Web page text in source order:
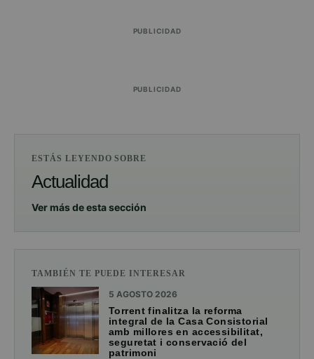
PUBLICIDAD
PUBLICIDAD
ESTÁS LEYENDO SOBRE
Actualidad
Ver más de esta sección
TAMBIÉN TE PUEDE INTERESAR
5 AGOSTO 2026
Torrent finalitza la reforma
integral de la Casa Consistorial
amb millores en accessibilitat,
seguretat i conservació del
patrimoni